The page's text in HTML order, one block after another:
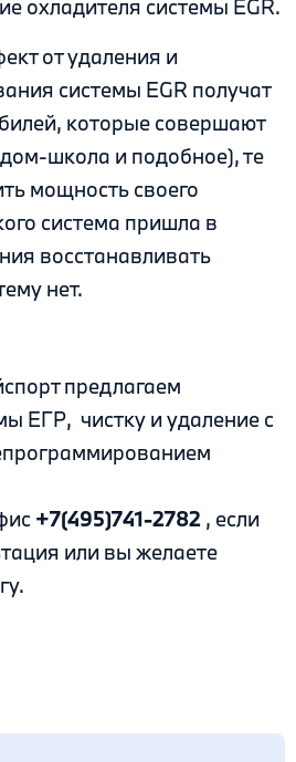
охладителя системы EGR.
от удаления и
системы EGR получат
которые совершают
школа и подобное), те
мощность своего
система пришла в
восстанавливать
нет.
предлагаем
ЕГР, чистку и удаление с
+7(495)741-2782 , если
или вы желаете